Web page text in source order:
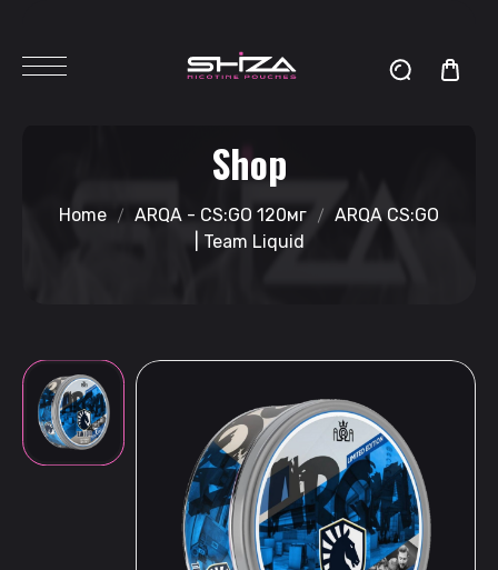
Shop
Home ARQA - CS:GO 120мг
ARQA CS:GO
| Team Liquid